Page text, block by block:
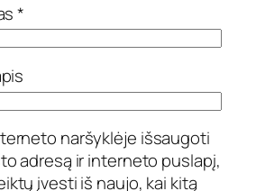
*
naršyklėje išsaugoti
adresą ir interneto puslapį,
įvesti iš naujo, kai kitą